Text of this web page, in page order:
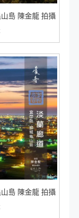
島 陳金龍 拍攝
島 陳金龍 拍攝